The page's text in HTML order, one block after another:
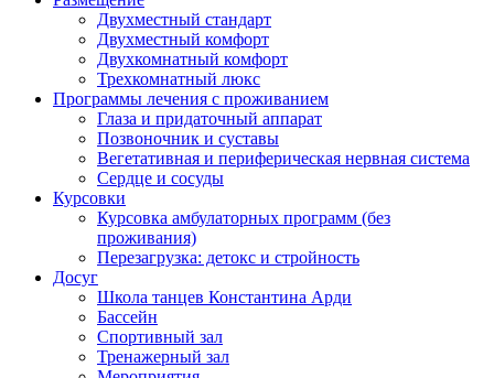
Двухместный стандарт
Двухместный комфорт
Двухкомнатный комфорт
Трехкомнатный люкс
Программы лечения с проживанием
Глаза и придаточный аппарат
Позвоночник и суставы
Вегетативная и периферическая нервная система
Сердце и сосуды
Курсовки
Курсовка амбулаторных программ (без
проживания)
Перезагрузка: детокс и стройность
Досуг
Школа танцев Константина Арди
Бассейн
Спортивный зал
Тренажерный зал